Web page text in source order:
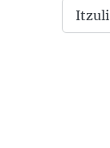
Itzuli